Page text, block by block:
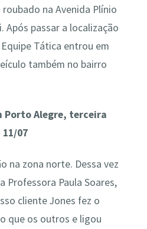
na Avenida Plínio
Após passar a localização
Tática entrou em
também no bairro
Porto Alegre, terceira
07
na zona norte. Dessa vez
Professora Paula Soares,
cliente Jones fez o
que os outros e ligou